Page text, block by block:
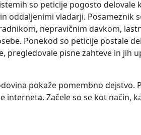
so peticije pogosto delovale
oddaljenimi vladarji. Posameznik
nepravičnim davkom,
Ponekod so peticije postale
pregledovale pisne zahteve in jih
pokaže pomembno dejstvo.
interneta. Začele so se kot način,